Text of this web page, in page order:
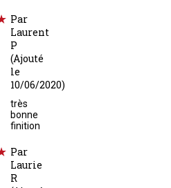
Par
Laurent
P
(Ajouté
le
10/06/2020)
très
bonne
finition
Par
Laurie
R